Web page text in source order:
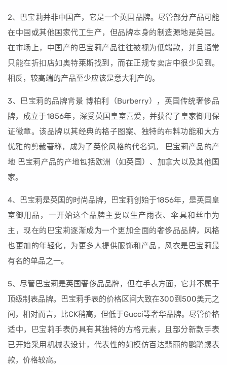
2、巴宝莉并非中国产，它是一个英国品牌。尽管部分产品可能
在中国或其他国家代工生产，但品牌本身的制造源地是英国。
在市场上，中国产的巴宝莉产品往往被视为低端款，并且通常
只能在折扣店如奥特莱斯找到，而在正规专卖店中很少见到。
相反，较高端的产品至少应该是意大利产的。
3、巴宝莉的品牌背景 博柏利（Burberry），英国传统奢侈品
牌，成立于1856年，深受英国皇室喜爱，并获得了皇家御用保
证徽章。该品牌以其经典的格子图案、独特的布料功能和大方
优雅的剪裁著称，成为了英伦风格的代名词。 巴宝莉产品的产
地 巴宝莉产品的产地包括欧洲（如英国）、加拿大以及其他国
家。
4、巴宝莉是英国的时尚品牌，巴宝莉创始于1856年，是英国皇
室御用品，一开始这个品牌主要以生产雨衣、伞具和丝巾为
主，现在的巴宝莉逐渐成为一个更加全面的奢侈品品牌，风格
也更加的年轻化，为更多人提供服饰和产品，风衣是巴宝莉最
有名的单品之一。
5、尽管巴宝莉是英国奢侈品品牌，但在手表方面，它并不属于
顶级制表品牌。巴宝莉手表的价格区间大致在300到500美元之
间，相对而言，比CK稍高，但低于Gucci等奢华品牌。尽管价格
适中，巴宝莉手表仍具有其独特的方格元素，且部分新款手表
已开始采用机械表设计，代表性的如模仿百达翡丽的鹦鹉螺表
款，价格较高。